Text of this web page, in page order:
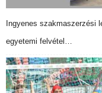
Ingyenes szakmaszerzési
egyetemi felvétel…